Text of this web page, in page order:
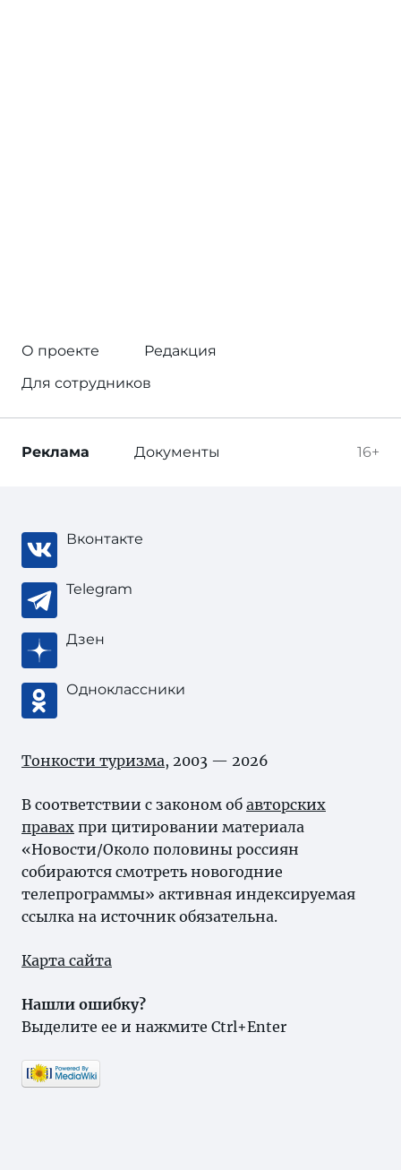
О проекте
Редакция
Для сотрудников
16+
Реклама Документы
Вконтакте
Telegram
Дзен
Одноклассники
Тонкости туризма, 2003 — 2026
В соответствии с законом об авторских
правах при цитировании материала
«Новости/Около половины россиян
собираются смотреть новогодние
телепрограммы» активная индексируемая
ссылка на источник обязательна.
Карта сайта
Нашли ошибку?
Выделите ее и нажмите Ctrl+Enter